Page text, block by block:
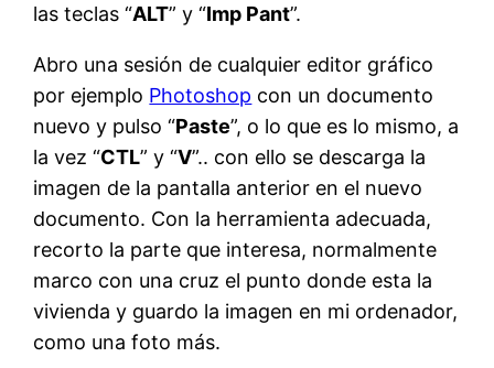
las teclas “ALT” y “Imp Pant”.
Abro una sesión de cualquier editor gráfico
por ejemplo Photoshop con un documento
nuevo y pulso “Paste”, o lo que es lo mismo, a
la vez “CTL” y “V”.. con ello se descarga la
imagen de la pantalla anterior en el nuevo
documento. Con la herramienta adecuada,
recorto la parte que interesa, normalmente
marco con una cruz el punto donde esta la
vivienda y guardo la imagen en mi ordenador,
como una foto más.